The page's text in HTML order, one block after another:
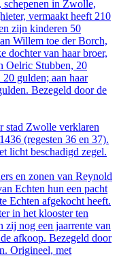
schepenen in Zwolle,
vermaakt heeft 210
zijn kinderen 50
Willem toe der Borch,
dochter van haar broer,
Oelric Stubben, 20
gulden; aan haar
Bezegeld door de
stad Zwolle verklaren
(regesten 36 en 37).
licht beschadigd zegel.
en zonen van Reynold
Echten hun een pacht
Echten afgekocht heeft.
in het klooster ten
zij nog een jaarrente van
afkoop. Bezegeld door
Origineel, met